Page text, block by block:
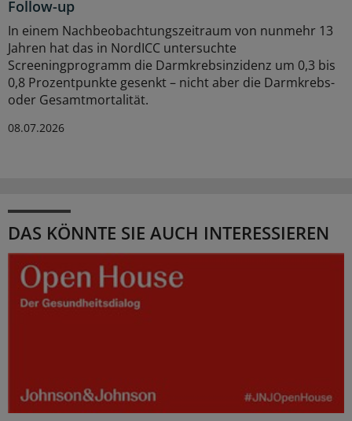
Follow-up
In einem Nachbeobachtungszeitraum von nunmehr 13
Jahren hat das in NordICC untersuchte
Screeningprogramm die Darmkrebsinzidenz um 0,3 bis
0,8 Prozentpunkte gesenkt – nicht aber die Darmkrebs-
oder Gesamtmortalität.
08.07.2026
DAS KÖNNTE SIE AUCH INTERESSIEREN